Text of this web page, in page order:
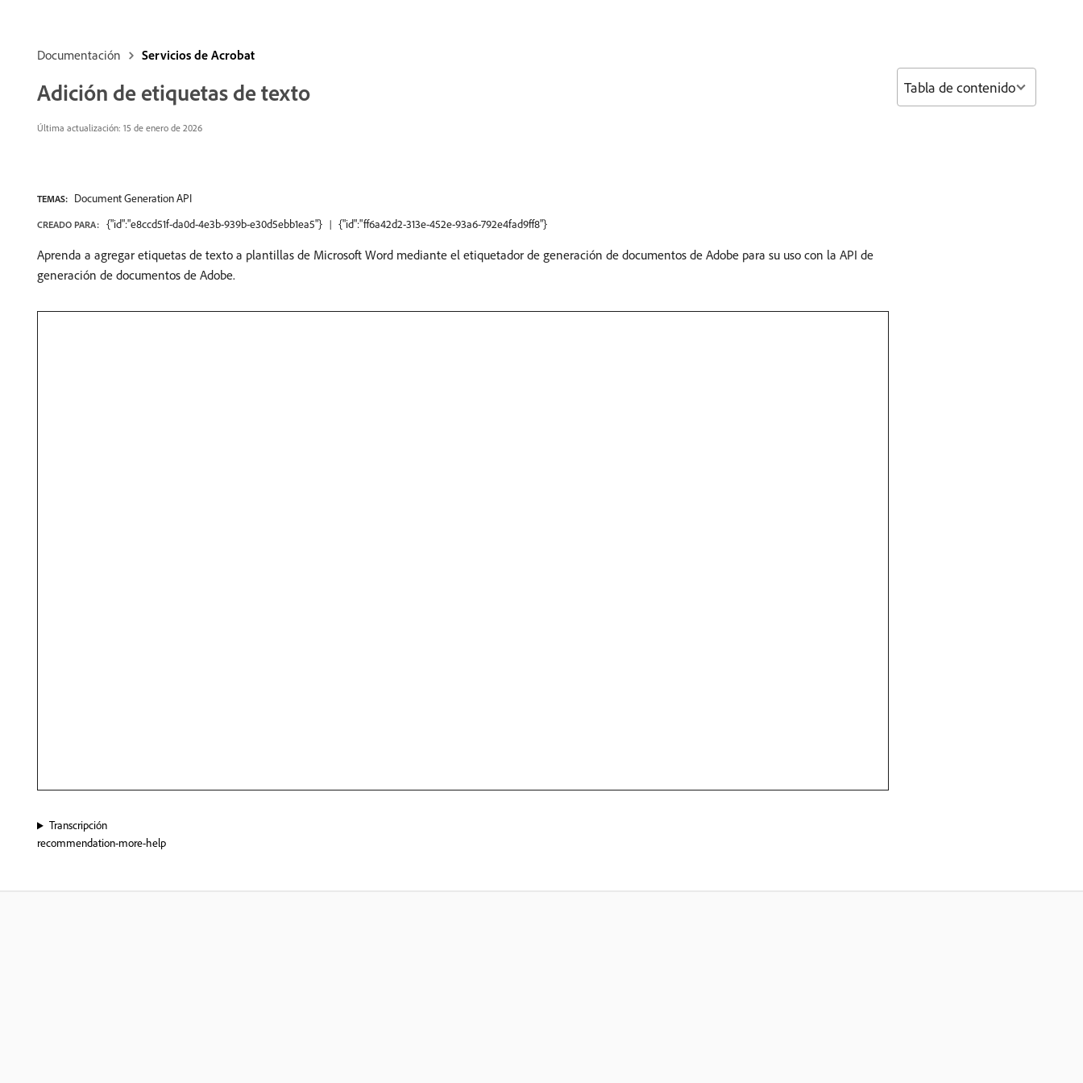
Documentación Servicios de Acrobat
Adición de etiquetas de texto
Última actualización: 15 de enero de 2026
TEMAS: Document Generation API
CREADO PARA: {"id":"e8ccd51f-da0d-4e3b-939b-e30d5ebb1ea5"} {"id":"ff6a42d2-313e-452e-93a6-792e4fad9ff8"}
Aprenda a agregar etiquetas de texto a plantillas de Microsoft Word mediante el etiquetador de generación de documentos de Adobe para su uso con la API de
generación de documentos de Adobe.
Transcripción
recommendation-more-help
Tabla de contenido